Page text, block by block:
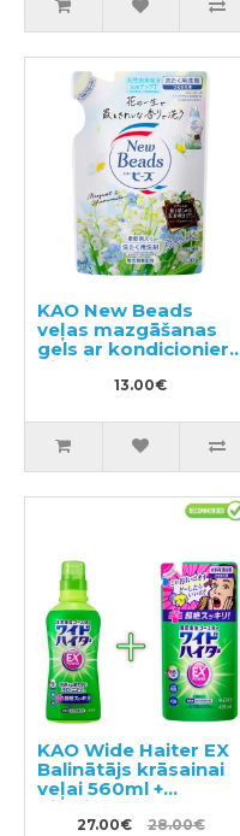
KAO New Beads
veļas mazgāšanas
gels ar kondicionieri,
pildviela 650g
13.00€
KAO Wide Haiter EX
Balinātājs krāsainai
veļai 560ml +
pildviela 450ml
27.00€ 28.00€